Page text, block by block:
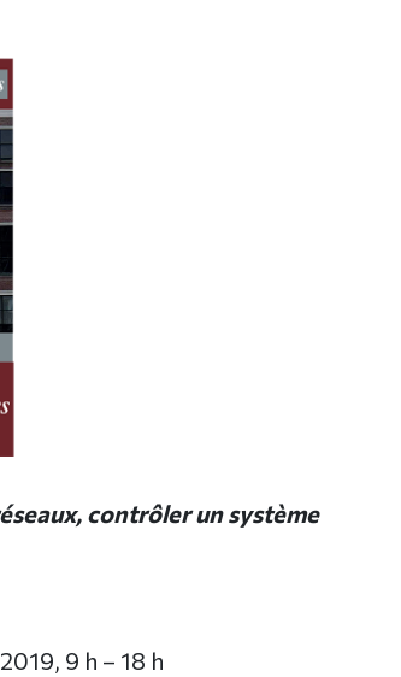
contrôler un système
9 h – 18 h